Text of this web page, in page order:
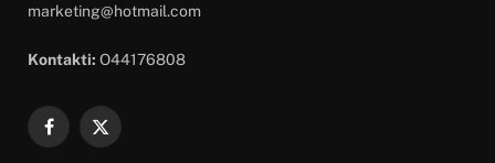
marketing@hotmail.com
Kontakti: O44176808
Facebook
X